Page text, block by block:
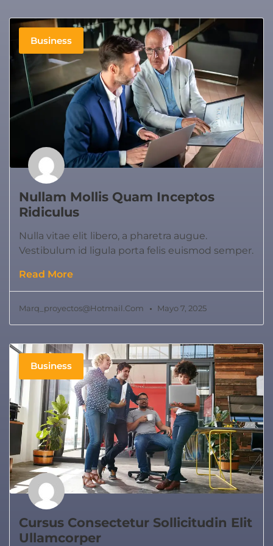
Business
Nullam Mollis Quam Inceptos
Ridiculus
Nulla vitae elit libero, a pharetra augue.
Vestibulum id ligula porta felis euismod semper.
Read More
Marq_proyectos@hotmail.com Mayo 7, 2025
Business
Cursus Consectetur Sollicitudin Elit
Ullamcorper